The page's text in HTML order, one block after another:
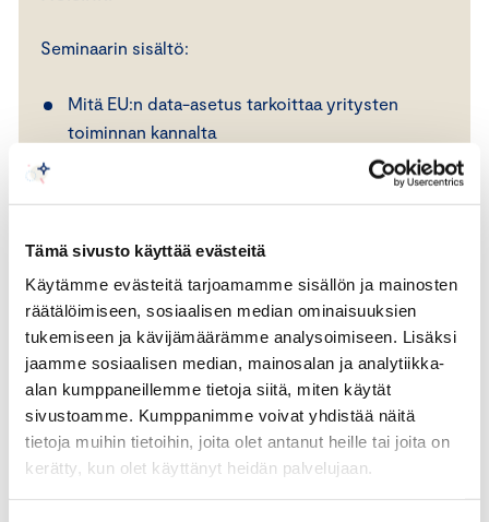
Tämä sivusto käyttää evästeitä
Käytämme evästeitä tarjoamamme sisällön ja mainosten
räätälöimiseen, sosiaalisen median ominaisuuksien
tukemiseen ja kävijämäärämme analysoimiseen. Lisäksi
jaamme sosiaalisen median, mainosalan ja analytiikka-
alan kumppaneillemme tietoja siitä, miten käytät
sivustoamme. Kumppanimme voivat yhdistää näitä
tietoja muihin tietoihin, joita olet antanut heille tai joita on
kerätty, kun olet käyttänyt heidän palvelujaan.
Seminaarin sisältö:
Mitä EU:n data-asetus tarkoittaa yritysten
toiminnan kannalta
Etumatkaa muihin varustautumalla ajoissa
hyödynnettävyyttä
Digitaalisen transformaation johtaminen
Yrityscase
Puhujina mm.:
Vice President, Marine Legal & ComplianceSinikka
Ilveskoski, Wärtsilä
Globaali kuluttajaliiketoiminnan johtajaAri Piik,
Wolt
ToimitusjohtajaJarmo Rajala, Goodin